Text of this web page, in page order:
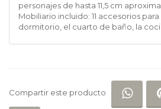
personajes de hasta 11,5 cm
Mobiliario incluido: 11 accesorios
dormitorio, el cuarto de baño, la
Compartir este producto